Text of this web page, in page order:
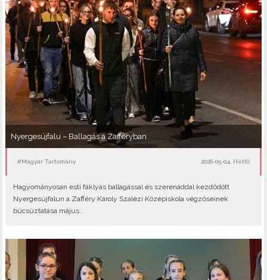
Nyergesújfalu – Ballagás a Zafféryban
#Magyar Tartomány 2026-05-04, Hétfő
Hagyományosan esti fáklyás ballagással és szerenáddal kezdődött
Nyergesújfalun a Zafféry Károly Szalézi Középiskola végzőseinek
búcsúztatása május..